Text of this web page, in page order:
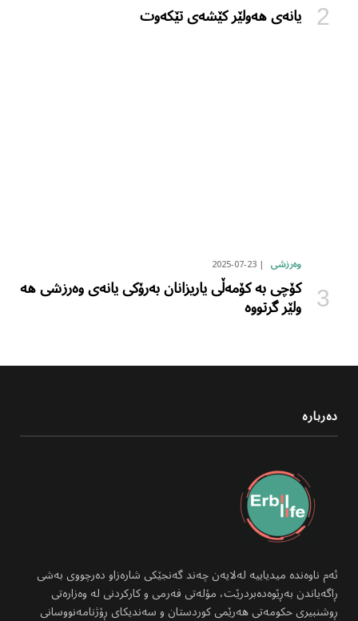
یانەی هەولێر کێشەی تێکەوت
وەرزشی 2025-07-23
کۆچی بە کۆمەڵی یاریزانان بەرۆکی یانەی وەرزشی هە
ولێر گرتووە
دەربارە
ئەم ناوەندە میدیاییە لەلایەن چەند گەنجێکی شارەزاو دەرچووی بەشی
ڕاگەیاندن بەڕێوەدەبردرێت، مۆلەتی فەرمی و کارکردنی لە وەزارەتی
ڕوشنبیری حکومەتی هەرێمی کوردستان و سەندیکای ڕۆژنامەنووسانی